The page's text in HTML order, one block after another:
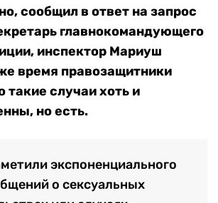
сообщил в ответ на запрос
главнокомандующего
инспектор Мариуш
время правозащитники
такие случаи хоть и
но есть.
экспоненциального
о сексуальных